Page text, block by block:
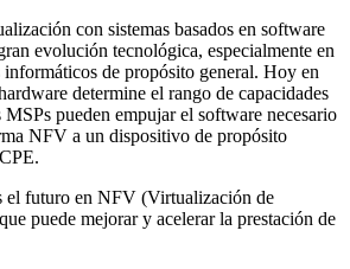
con sistemas basados en software
evolución tecnológica, especialmente en
de propósito general. Hoy en
determine el rango de capacidades
pueden empujar el software necesario
NFV a un dispositivo de propósito
el futuro en NFV (Virtualización de
puede mejorar y acelerar la prestación de